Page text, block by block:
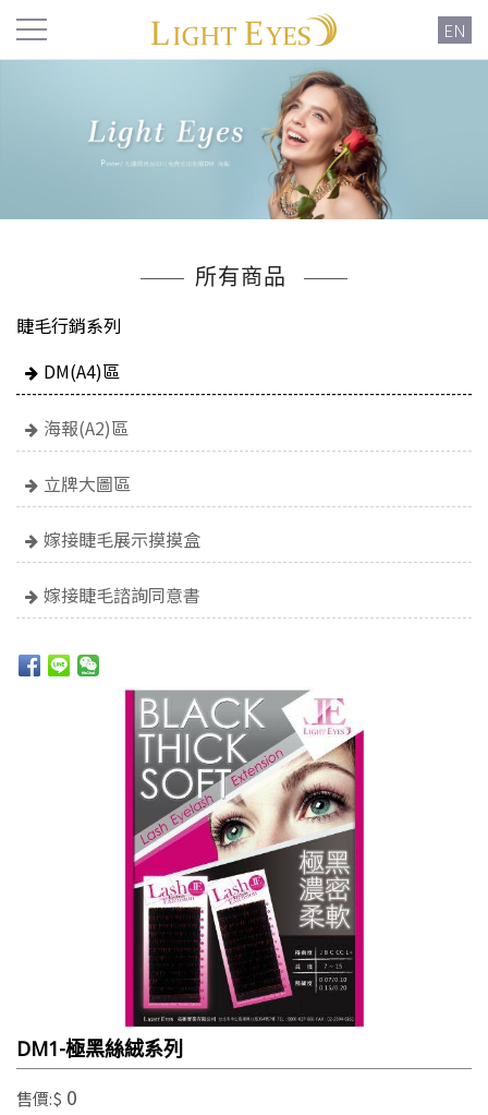
EN
所有商品
睫毛行銷系列
DM(A4)區
海報(A2)區
立牌大圖區
嫁接睫毛展示摸摸盒
嫁接睫毛諮詢同意書
DM1-極黑絲絨系列
售價:$ 0